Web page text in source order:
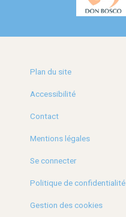
Plan du site
Accessibilité
Contact
Mentions légales
Se connecter
Politique de confidentialité
Gestion des cookies